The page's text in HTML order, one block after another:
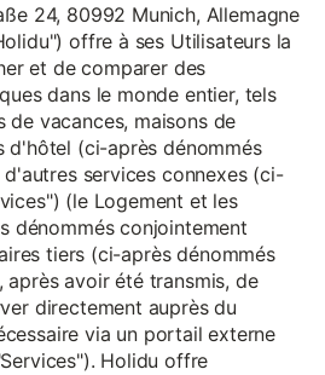
24, 80992 Munich, Allemagne
offre à ses Utilisateurs la
et de comparer des
dans le monde entier, tels
vacances, maisons de
d'hôtel (ci-après dénommés
services connexes (ci-
(le Logement et les
dénommés conjointement
tiers (ci-après dénommés
après avoir été transmis, de
directement auprès du
via un portail externe
Holidu offre